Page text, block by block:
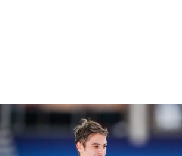
je vrienden, teamgenoten of
en je kan gezellig samen